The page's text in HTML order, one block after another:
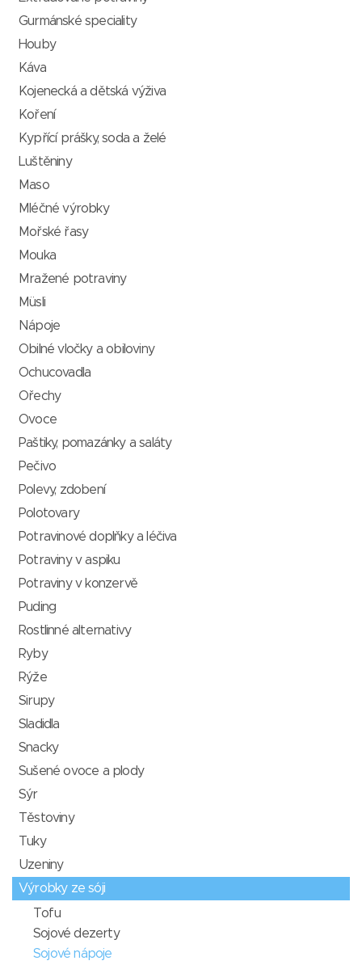
Gurmánské speciality
Houby
Káva
Kojenecká a dětská výživa
Koření
Kypřící prášky, soda a želé
Luštěniny
Maso
Mléčné výrobky
Mořské řasy
Mouka
Mražené potraviny
Müsli
Nápoje
Obilné vločky a obiloviny
Ochucovadla
Ořechy
Ovoce
Paštiky, pomazánky a saláty
Pečivo
Polevy, zdobení
Polotovary
Potravinové doplňky a léčiva
Potraviny v aspiku
Potraviny v konzervě
Puding
Rostlinné alternativy
Ryby
Rýže
Sirupy
Sladidla
Snacky
Sušené ovoce a plody
Sýr
Těstoviny
Tuky
Uzeniny
Výrobky ze sóji
Tofu
Sojové dezerty
Sojové nápoje